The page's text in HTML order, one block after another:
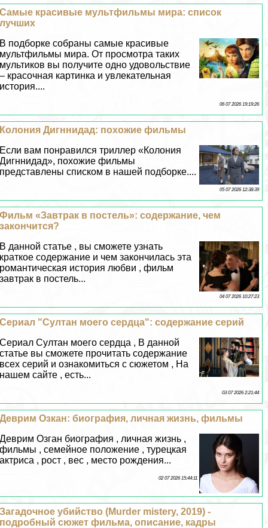
Самые красивые мультфильмы мира: список
лучших
В подборке собраны самые красивые
мультфильмы мира. От просмотра таких
мультиков вы получите одно удовольствие
– красочная картинка и увлекательная
история....
06 07 2026 19:19:26
Колония Дигннидад: похожие фильмы
Если вам понравился триллер «Колония
Дигннидад», похожие фильмы
представлены списком в нашей подборке....
05 07 2026 12:38:39
Фильм «Завтpaк в постель»: содержание, чем
закончится?
В данной статье , вы сможете узнать
краткое содержание и чем закончилась эта
романтическая история любви , фильм
завтpaк в постель...
04 07 2026 10:27:23
Сериал "Султан моего сердца": содержание серий
Сериал Султан моего сердца , В данной
статье вы сможете прочитать содержание
всех серий и ознакомиться с сюжетом , На
нашем сайте , есть...
03 07 2026 2:21:44
Деврим Озкан: биография, личная жизнь, фильмы
Деврим Озган биография , личная жизнь ,
фильмы , семейное положение , турецкая
актриса , рост , вес , место рождения...
02 07 2026 15:44:11
Загадочное убийство (Murder mistery, 2019) -
подробный сюжет фильма, описание, кадры